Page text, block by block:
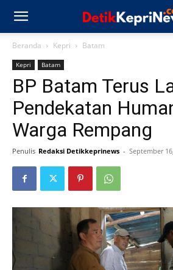
Beranda Kepri Batam
Kepri Batam
BP Batam Terus
Pendekatan
Warga Rempang
Penulis Redaksi Detikkeprinews - September